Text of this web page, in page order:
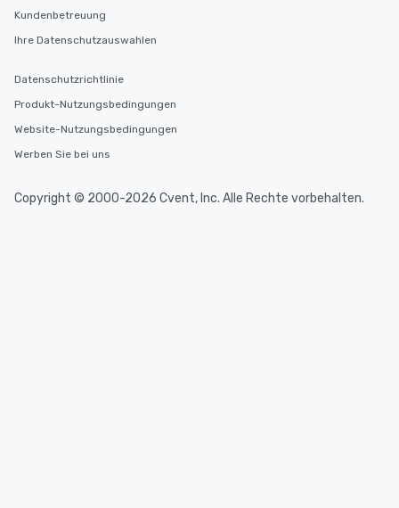
Kundenbetreuung
Ihre Datenschutzauswahlen
Datenschutzrichtlinie
Produkt-Nutzungsbedingungen
Website-Nutzungsbedingungen
Werben Sie bei uns
Copyright © 2000-2026 Cvent, Inc. Alle Rechte vorbehalten.